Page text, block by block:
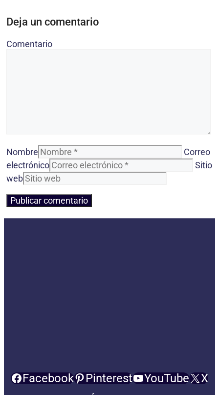
Deja un comentario
Comentario
Nombre
Correo
electrónico
Sitio
web
Facebook Pinterest YouTube X